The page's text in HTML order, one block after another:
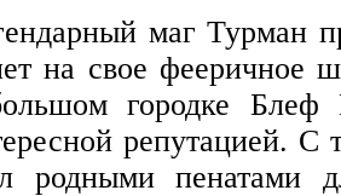
маг Турман
на свое фееричное
городке Блеф
репутацией. С
родными пенатами